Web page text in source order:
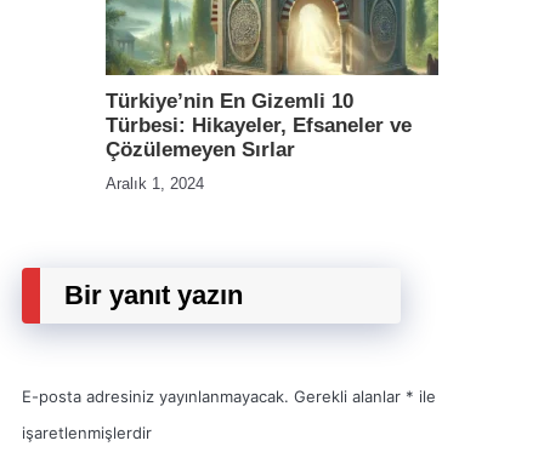
Türkiye’nin En Gizemli 10
Türbesi: Hikayeler, Efsaneler ve
Çözülemeyen Sırlar
Aralık 1, 2024
Bir yanıt yazın
E-posta adresiniz yayınlanmayacak. Gerekli alanlar * ile
işaretlenmişlerdir